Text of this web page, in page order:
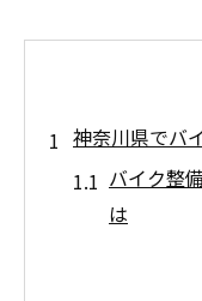
神奈川県でバ
バイク整
は
神奈川県